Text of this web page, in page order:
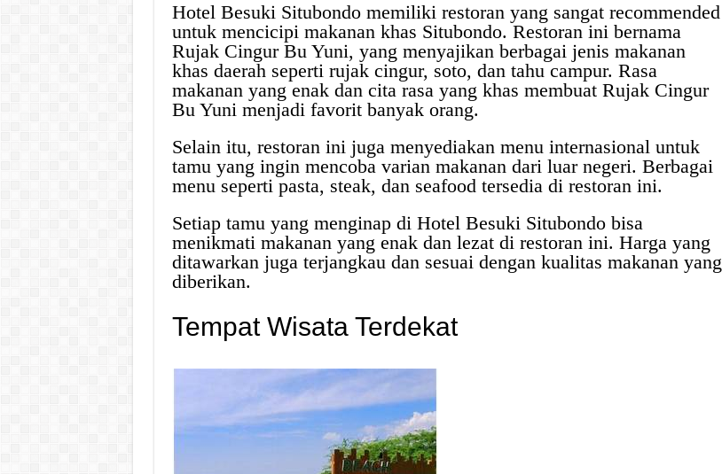
Hotel Besuki Situbondo memiliki restoran yang sangat recommended
untuk mencicipi makanan khas Situbondo. Restoran ini bernama
Rujak Cingur Bu Yuni, yang menyajikan berbagai jenis makanan
khas daerah seperti rujak cingur, soto, dan tahu campur. Rasa
makanan yang enak dan cita rasa yang khas membuat Rujak Cingur
Bu Yuni menjadi favorit banyak orang.
Selain itu, restoran ini juga menyediakan menu internasional untuk
tamu yang ingin mencoba varian makanan dari luar negeri. Berbagai
menu seperti pasta, steak, dan seafood tersedia di restoran ini.
Setiap tamu yang menginap di Hotel Besuki Situbondo bisa
menikmati makanan yang enak dan lezat di restoran ini. Harga yang
ditawarkan juga terjangkau dan sesuai dengan kualitas makanan yang
diberikan.
Tempat Wisata Terdekat